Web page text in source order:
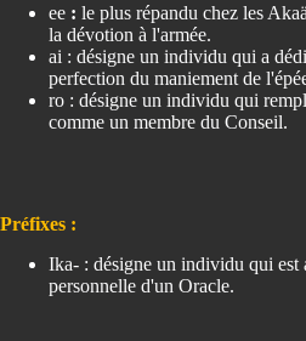
ee : le plus répandu chez les
la dévotion à l'armée.
ai : désigne un individu qui a
perfection du maniement de
ro : désigne un individu qui
comme un membre du Conseil.
Préfixes :
Ika- : désigne un individu qui est
personnelle d'un Oracle.